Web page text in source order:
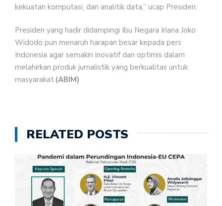
kekuatan komputasi, dan analitik data,” ucap Presiden.
Presiden yang hadir didampingi Ibu Negara Iriana Joko
Widodo pun menaruh harapan besar kepada pers
Indonesia agar semakin inovatif dan optimis dalam
melahirkan produk jurnalistik yang berkualitas untuk
masyarakat.(ABIM)
RELATED POSTS